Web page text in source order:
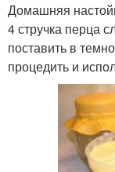
Домашняя
4 стручка перца
поставить в
процедить и